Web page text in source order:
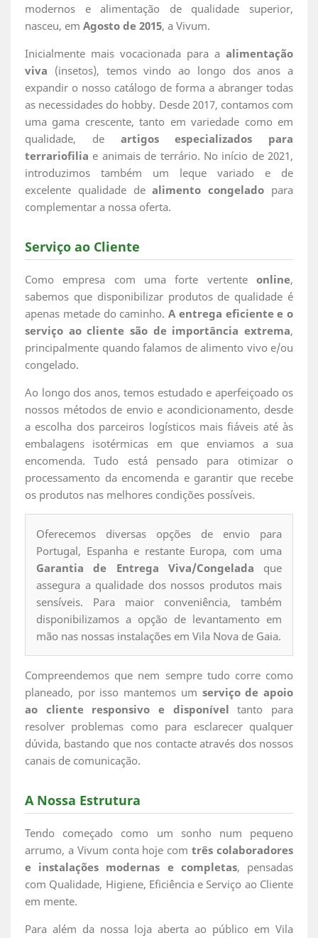
modernos e alimentação de qualidade superior,
nasceu, em Agosto de 2015, a Vivum.
Inicialmente mais vocacionada para a alimentação
viva (insetos), temos vindo ao longo dos anos a
expandir o nosso catálogo de forma a abranger todas
as necessidades do hobby. Desde 2017, contamos com
uma gama crescente, tanto em variedade como em
qualidade, de artigos especializados para
terrariofilia e animais de terrário. No início de 2021,
introduzimos também um leque variado e de
excelente qualidade dealimento congelado para
complementar a nossa oferta.
Serviço ao Cliente
Como empresa com uma forte vertente online,
sabemos que disponibilizar produtos de qualidade é
apenas metade do caminho. A entrega eficiente e o
serviço ao cliente são de importância extrema,
principalmente quando falamos de alimento vivo e/ou
congelado.
Ao longo dos anos, temos estudado e aperfeiçoado os
nossos métodos de envio e acondicionamento, desde
a escolha dos parceiros logísticos mais fiáveis até às
embalagens isotérmicas em que enviamos a sua
encomenda. Tudo está pensado para otimizar o
processamento da encomenda e garantir que recebe
os produtos nas melhores condições possíveis.
Oferecemos diversas opções de envio para
Portugal, Espanha e restante Europa, com uma
Garantia de Entrega Viva/Congelada que
assegura a qualidade dos nossos produtos mais
sensíveis. Para maior conveniência, também
disponibilizamos a opção de levantamento em
mão nas nossas instalações em Vila Nova de Gaia.
Compreendemos que nem sempre tudo corre como
planeado, por isso mantemos um serviço de apoio
ao cliente responsivo e disponível tanto para
resolver problemas como para esclarecer qualquer
dúvida, bastando que nos contacte através dos nossos
canais de comunicação.
A Nossa Estrutura
Tendo começado como um sonho num pequeno
arrumo, a Vivum conta hoje comtrês colaboradores
e instalações modernas e completas, pensadas
com Qualidade, Higiene, Eficiência e Serviço ao Cliente
em mente.
Para além da nossa loja aberta ao público em Vila